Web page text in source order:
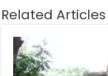
Related Articles